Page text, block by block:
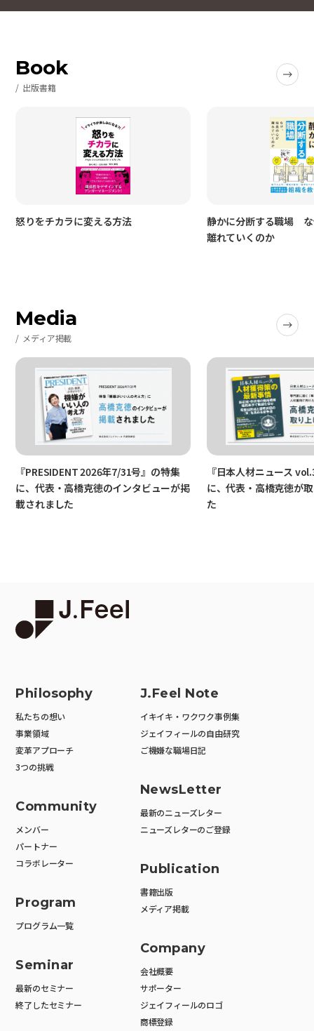
Book
出版書籍
怒りをチカラに変える方法
静かに分断する職場
離れていくのか
Media
メディア掲載
『PRESIDENT 2026年7/31号』の特集
に、代表・高橋克徳のインタビューが掲
載されました
『日本人材ニュース
に、代表・高橋克徳が
た
Philosophy
私たちの想い
事業領域
変革アプローチ
3つの挑戦
Community
メンバー
パートナー
コラボレーター
Program
プログラム一覧
Seminar
最新のセミナー
終了したセミナー
J.Feel Note
イキイキ・ワクワク事例集
ジェイフィールの自由研究
ご機嫌な職場日記
NewsLetter
最新のニューズレター
ニューズレターのご登録
Publication
書籍出版
メディア掲載
Company
会社概要
サポーター
ジェイフィールのロゴ
商標登録